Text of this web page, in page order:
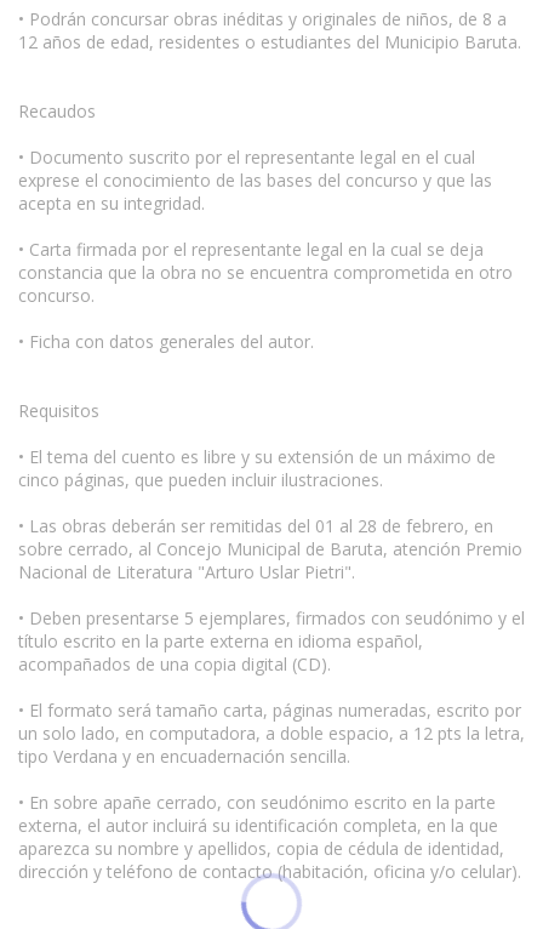
• Podrán concursar obras inéditas y originales de niños, de 8 a
12 años de edad, residentes o estudiantes del Municipio Baruta.
Recaudos
• Documento suscrito por el representante legal en el cual
exprese el conocimiento de las bases del concurso y que las
acepta en su integridad.
• Carta firmada por el representante legal en la cual se deja
constancia que la obra no se encuentra comprometida en otro
concurso.
• Ficha con datos generales del autor.
Requisitos
• El tema del cuento es libre y su extensión de un máximo de
cinco páginas, que pueden incluir ilustraciones.
• Las obras deberán ser remitidas del 01 al 28 de febrero, en
sobre cerrado, al Concejo Municipal de Baruta, atención Premio
Nacional de Literatura "Arturo Uslar Pietri".
• Deben presentarse 5 ejemplares, firmados con seudónimo y el
título escrito en la parte externa en idioma español,
acompañados de una copia digital (CD).
• El formato será tamaño carta, páginas numeradas, escrito por
un solo lado, en computadora, a doble espacio, a 12 pts la letra,
tipo Verdana y en encuadernación sencilla.
• En sobre apañe cerrado, con seudónimo escrito en la parte
externa, el autor incluirá su identificación completa, en la que
aparezca su nombre y apellidos, copia de cédula de identidad,
dirección y teléfono de contacto (habitación, oficina y/o celular).